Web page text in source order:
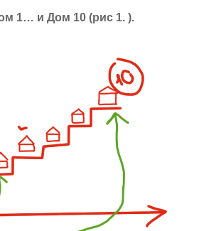
1… и Дом 10 (рис1. ).